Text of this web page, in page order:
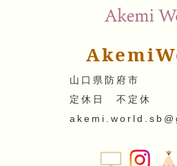
山口県防府市
定休日 不定休